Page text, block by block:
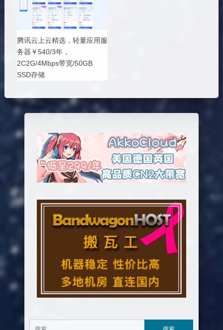
腾讯云上云精选，轻量应用服
务器￥540/3年，
2C2G/4Mbps带宽/50GB
SSD存储